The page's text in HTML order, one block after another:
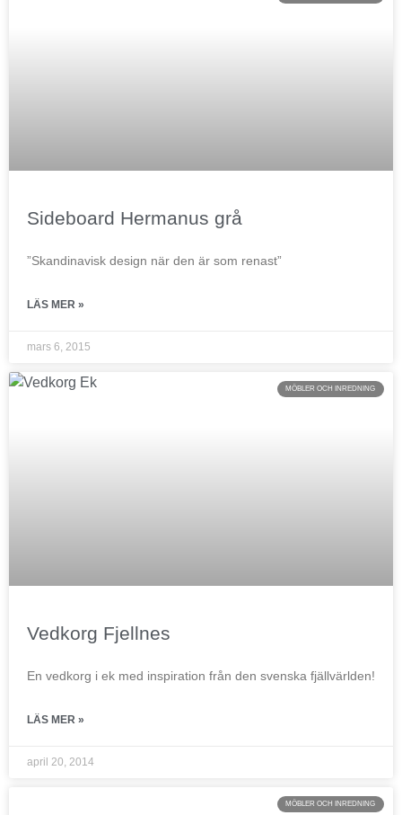
Sideboard Hermanus grå
”Skandinavisk design när den är som renast”
LÄS MER »
mars 6, 2015
MÖBLER OCH INREDNING
Vedkorg Fjellnes
En vedkorg i ek med inspiration från den svenska fjällvärlden!
LÄS MER »
april 20, 2014
MÖBLER OCH INREDNING